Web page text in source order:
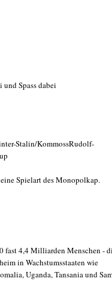
Spass dabei
Stalin/KommossRudolf-
Spielart des Monopolkap.
fast 4,4 Milliarden Menschen -
in Wachstumsstaaten wie
Uganda, Tansania und